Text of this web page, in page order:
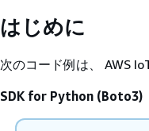
はじめに
次のコード例は、 AWS
SDK for Python (Boto3)